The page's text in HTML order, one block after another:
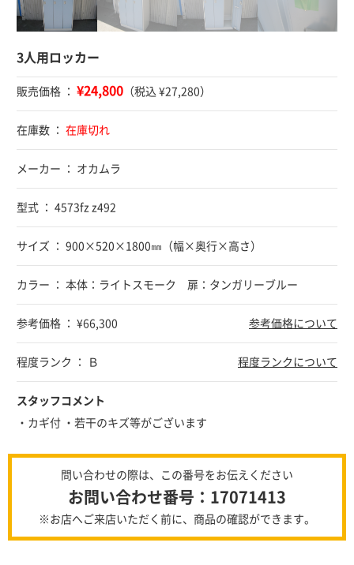
3人用ロッカー
販売価格 ： ¥24,800 （税込 ¥27,280）
在庫数 ： 在庫切れ
メーカー ： オカムラ
型式 ： 4573fz z492
サイズ ： 900×520×1800㎜（幅×奥行×高さ）
カラー ： 本体：ライトスモーク 扉：タンガリーブルー
参考価格 ： ¥66,300 参考価格について
程度ランク ： Ｂ 程度ランクについて
スタッフコメント
・カギ付 ・若干のキズ等がございます
問い合わせの際は、この番号をお伝えください
お問い合わせ番号：17071413
※お店へご来店いただく前に、商品の確認ができます。